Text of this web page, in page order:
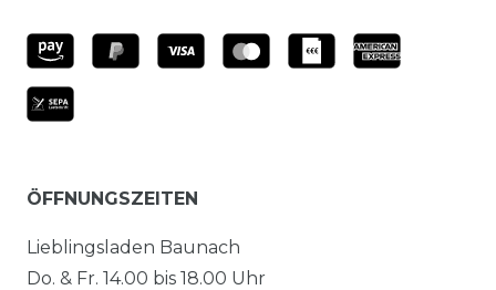
ÖFFNUNGSZEITEN
Lieblingsladen Baunach
Do. & Fr. 14.00 bis 18.00 Uhr